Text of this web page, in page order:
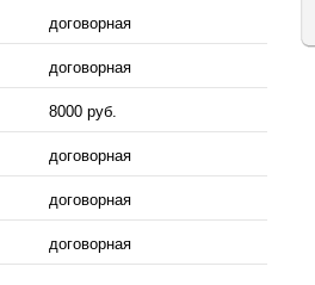
договорная
договорная
8000 руб.
договорная
договорная
договорная